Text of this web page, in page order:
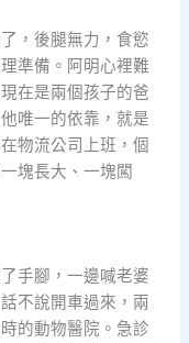
，後腿無力，食慾
準備。阿明心裡難
在是兩個孩子的爸
唯一的依靠，就是
物流公司上班，個
塊長大、一塊闖
手腳，一邊喊老婆
不說開車過來，兩
的動物醫院。急診